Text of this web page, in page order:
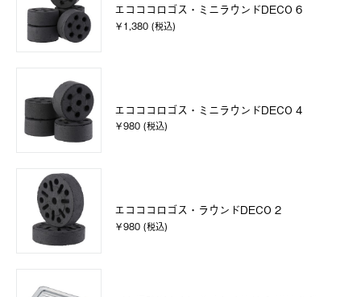
エコココロゴス・ミニラウンドDECO 6
￥1,380 (税込)
エコココロゴス・ミニラウンドDECO 4
￥980 (税込)
エコココロゴス・ラウンドDECO 2
￥980 (税込)